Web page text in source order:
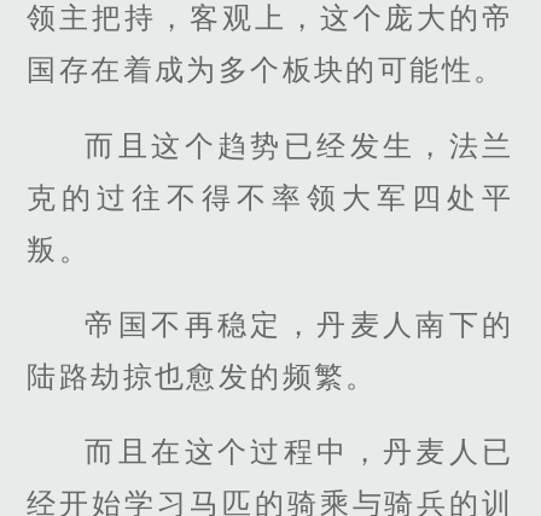
领主把持，客观上，这个庞大的帝
国存在着成为多个板块的可能性。
而且这个趋势已经发生，法兰
克的过往不得不率领大军四处平
叛。
帝国不再稳定，丹麦人南下的
陆路劫掠也愈发的频繁。
而且在这个过程中，丹麦人已
经开始学习马匹的骑乘与骑兵的训